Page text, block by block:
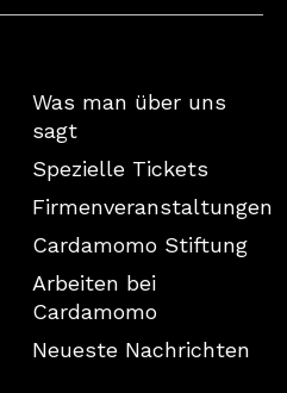
Was man über uns
sagt
Spezielle Tickets
Firmenveranstaltungen
Cardamomo Stiftung
Arbeiten bei
Cardamomo
Neueste Nachrichten